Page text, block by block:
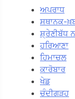
ਅਪਰਾਧ
ਸਥਾਨਕ-
ਸ਼੍ਰੇਣੀਬੱਧ
ਹਰਿਆਣਾ
ਹਿਮਾਚਲ
ਕਾਰੋਬਾਰ
ਖੇਡ
ਚੰਦੀਗੜਹ